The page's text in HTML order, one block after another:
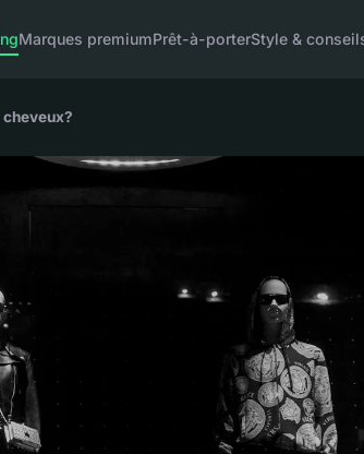
Marques premiumPrêt-à-porterStyle &